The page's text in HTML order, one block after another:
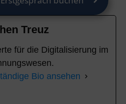
Treuz
für die Digitalisierung im
Bio ansehen